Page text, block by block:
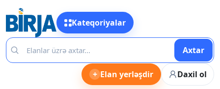
Kateqoriyalar
Axtar
+ Elan yerləşdir Daxil ol